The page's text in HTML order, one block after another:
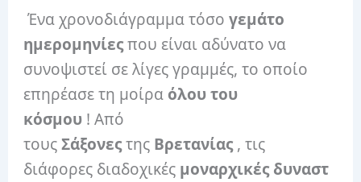
Ένα χρονοδιάγραμμα τόσογεμάτο
ημερομηνίεςπου είναι αδύνατο να
συνοψιστεί σε λίγες γραμμές, το οποίο
επηρέασε τη μοίρα όλου του
κόσμου ! Από
τουςΣάξονεςτης Βρετανίας, τις
διάφορες διαδοχικές μοναρχικές δυναστ